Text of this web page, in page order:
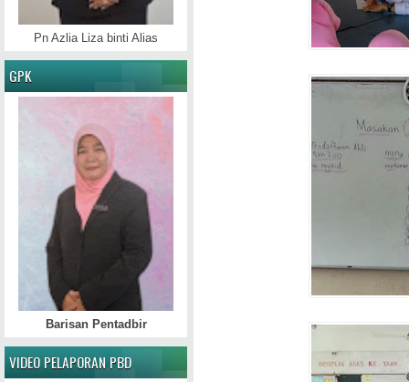
Pn Azlia Liza binti Alias
GPK
Barisan Pentadbir
VIDEO PELAPORAN PBD